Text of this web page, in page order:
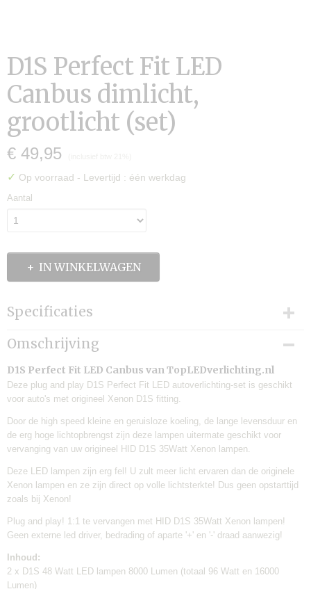
D1S Perfect Fit LED
Canbus dimlicht,
grootlicht (set)
€ 49,95
✓ Op voorraad - Levertijd : één werkdag
Aantal
IN WINKELWAGEN
Specificaties
Productcode
TLV-SLA-32
Levertijd:
Eén werkdag
Merk:
Garantie:
6 maanden
Auto's
Canbus:
Ja
Lamp voltage:
12V
Lamp wattage:
60W
Inhoud verpakking:
Omschrijving
D1S Perfect Fit LED Canbus van TopLEDverlichting.nl
Deze plug and play D1S Perfect Fit LED autoverlichting-set is geschikt
voor auto's met origineel Xenon D1S fitting.
Door de high speed kleine en geruisloze koeling, de lange levensduur en
de erg hoge lichtopbrengst zijn deze lampen uitermate geschikt voor
vervanging van uw origineel HID D1S 35Watt Xenon lampen.
Deze LED lampen zijn erg fel! U zult meer licht ervaren dan de originele
Xenon lampen en ze zijn direct op volle lichtsterkte! Dus geen opstarttijd
zoals bij Xenon!
Plug and play! 1:1 te vervangen met HID D1S 35Watt Xenon lampen!
Geen externe led driver, bedrading of aparte '+' en '-' draad aanwezig!
Inhoud:
2 x D1S 48 Watt LED lampen 8000 Lumen (totaal 96 Watt en 16000
Lumen)